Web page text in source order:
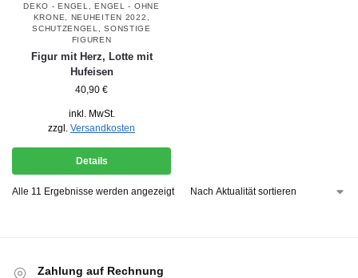
DEKO - ENGEL ,ENGEL - OHNE
KRONE
NEUHEITEN 2022
SCHUTZENGEL
,SONSTIGE
FIGUREN
Figur mit Herz, Lotte mit
Hufeisen
40,90 €
inkl. MwSt.
zzgl. Versandkosten
Details
Alle 11 Ergebnisse werden angezeigt
Zahlung auf Rechnung